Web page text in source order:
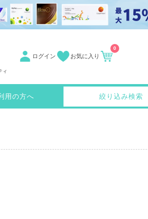
ィ
ログイン お気に入り
0
用の方へ 絞り込み検索